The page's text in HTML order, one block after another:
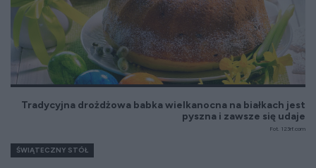
Tradycyjna drożdżowa babka wielkanocna na białkach jest
pyszna i zawsze się udaje
Fot. 123rf.com
ŚWIĄTECZNY STÓŁ